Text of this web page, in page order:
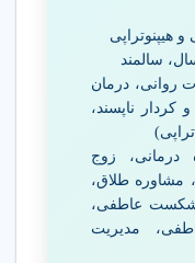
هیپنوتراپی
سالمند
روانی، درمان
کردار ناپسند،
زوج
مشاوره طلاق،
عاطفی،
مدیریت